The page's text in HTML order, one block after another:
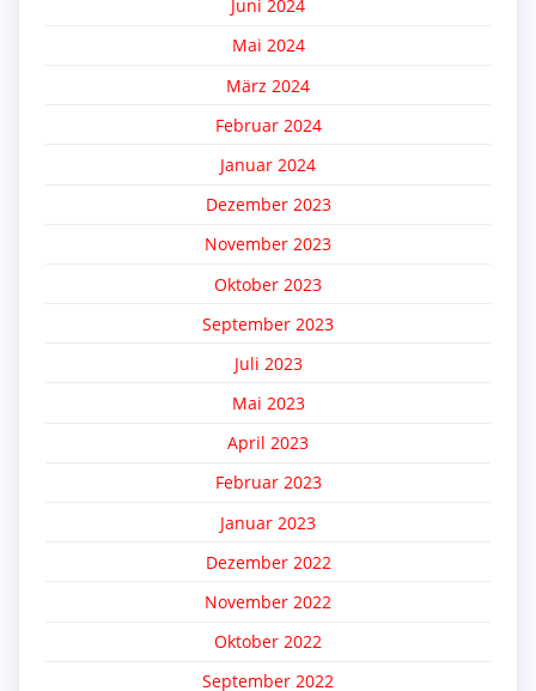
Juni 2024
Mai 2024
März 2024
Februar 2024
Januar 2024
Dezember 2023
November 2023
Oktober 2023
September 2023
Juli 2023
Mai 2023
April 2023
Februar 2023
Januar 2023
Dezember 2022
November 2022
Oktober 2022
September 2022